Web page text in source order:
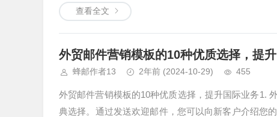
查看全文
外贸邮件营销模板的10种优质选择，提
蜂邮作者13 2年前 (2024-10-29) 455
外贸邮件营销模板的10种优质选择，提升国际业务1.
典选择。通过发送欢迎邮件，您可以向新客户介绍您